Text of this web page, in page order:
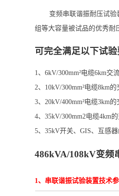
变频串联谐振耐压试
组等大容量被试品的优秀耐
可完全满足以下试
1、6kV/300mm²电缆6km
2、10kV/300mm²电缆8km
3、20kV/400mm²电缆3km
4、35kV/300mm2电缆4km
5、35kV开关、GIS、互感
486kVA/108kV变频
1、串联谐振试验装置技术